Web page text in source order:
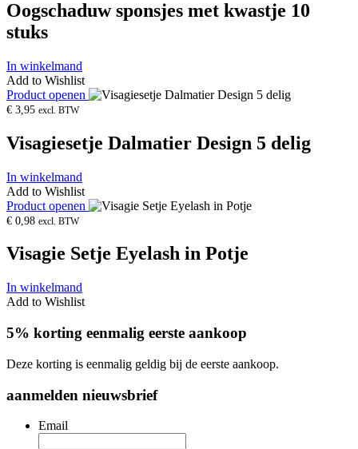
Oogschaduw sponsjes met kwastje 10
stuks
In winkelmand
Add to Wishlist
Product openen
€ 3,95 excl. BTW
Visagiesetje Dalmatier Design 5 delig
In winkelmand
Add to Wishlist
Product openen
€ 0,98 excl. BTW
Visagie Setje Eyelash in Potje
In winkelmand
Add to Wishlist
5% korting eenmalig eerste aankoop
Deze korting is eenmalig geldig bij de eerste aankoop.
aanmelden nieuwsbrief
Email